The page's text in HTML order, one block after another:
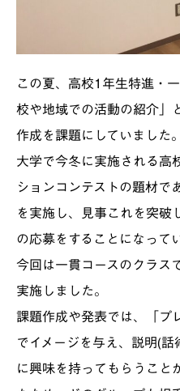
この夏、高校1年生特進・
校や地域での活動の紹介」
作成を課題にしていました
大学で今冬に実施される高
ションコンテストの題材で
を実施し、見事これを突破
の応募をすることになって
今回は一貫コースのクラス
実施しました。
課題作成や発表では、「プ
でイメージを与え、説明(
に興味を持ってもらうこと